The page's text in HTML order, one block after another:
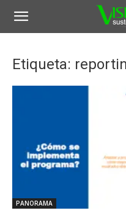
Etiqueta:
PANORAMA